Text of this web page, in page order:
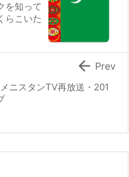
を知って
らこいた
ニスタンTV再放送・201
 Prev